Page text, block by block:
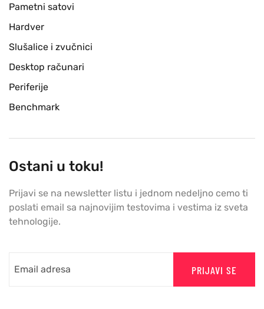
Pametni satovi
Hardver
Slušalice i zvučnici
Desktop računari
Periferije
Benchmark
Ostani u toku!
Prijavi se na newsletter listu i jednom nedeljno cemo ti
poslati email sa najnovijim testovima i vestima iz sveta
tehnologije.
PRIJAVI SE